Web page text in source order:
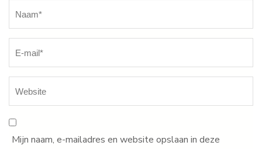
Mijn naam, e-mailadres en website opslaan in deze